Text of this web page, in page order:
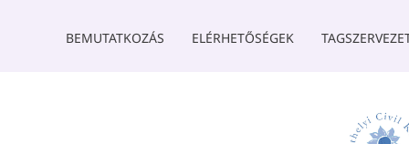
BEMUTATKOZÁS ELÉRHETŐSÉGEK